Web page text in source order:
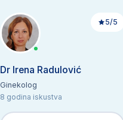
5/5
Dr Irena Radulović
Ginekolog
8 godina iskustva